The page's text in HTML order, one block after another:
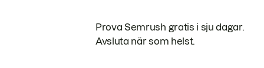
Prova Semrush gratis i sju dagar.
Avsluta när som helst.